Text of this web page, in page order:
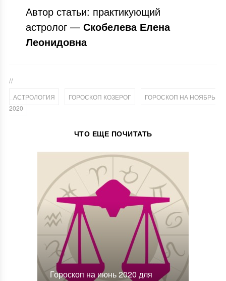
Автор статьи: практикующий
астролог — Скобелева Елена
Леонидовна
//
АСТРОЛОГИЯ ГОРОСКОП КОЗЕРОГ
ГОРОСКОП НА НОЯБРЬ
2020
ЧТО ЕЩЕ ПОЧИТАТЬ
Гороскоп на июнь 2020 для